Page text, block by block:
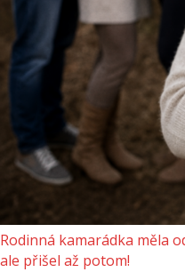
Rodinná kamarádka měla
ale přišel až potom!